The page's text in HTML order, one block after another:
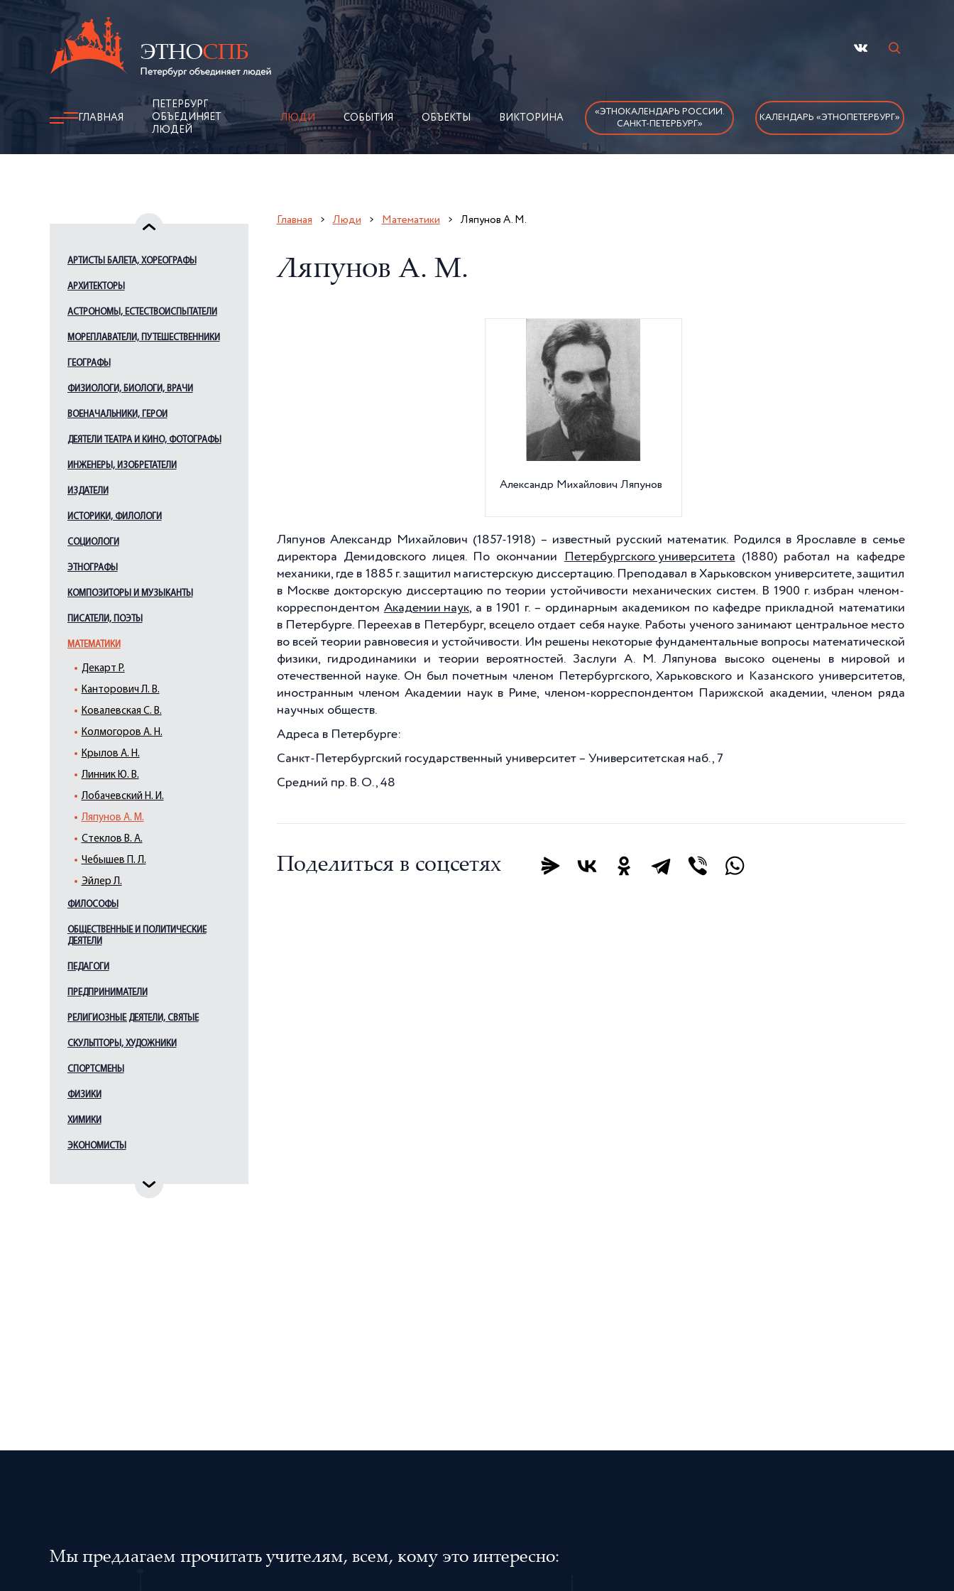
ГЛАВНАЯ
ПЕТЕРБУРГ
ОБЪЕДИНЯЕТ
ЛЮДЕЙ
ЛЮДИ СОБЫТИЯ ОБЪЕКТЫ ВИКТОРИНА
«ЭТНОКАЛЕНДАРЬ РОССИИ.
САНКТ-ПЕТЕРБУРГ»
КАЛЕНДАРЬ «ЭТНОПЕТЕРБУРГ»
АРТИСТЫ БАЛЕТА, ХОРЕОГРАФЫ
АРХИТЕКТОРЫ
АСТРОНОМЫ, ЕСТЕСТВОИСПЫТАТЕЛИ
МОРЕПЛАВАТЕЛИ, ПУТЕШЕСТВЕННИКИ
ГЕОГРАФЫ
ФИЗИОЛОГИ, БИОЛОГИ, ВРАЧИ
ВОЕНАЧАЛЬНИКИ, ГЕРОИ
ДЕЯТЕЛИ ТЕАТРА И КИНО, ФОТОГРАФЫ
ИНЖЕНЕРЫ, ИЗОБРЕТАТЕЛИ
ИЗДАТЕЛИ
ИСТОРИКИ, ФИЛОЛОГИ
СОЦИОЛОГИ
ЭТНОГРАФЫ
КОМПОЗИТОРЫ И МУЗЫКАНТЫ
ПИСАТЕЛИ, ПОЭТЫ
МАТЕМАТИКИ
Декарт Р.
Канторович Л. В.
Ковалевская С. В.
Колмогоров А. Н.
Крылов А. Н.
Линник Ю. В.
Лобачевский Н. И.
Ляпунов А. М.
Стеклов В. А.
Чебышев П. Л.
Эйлер Л.
ФИЛОСОФЫ
ОБЩЕСТВЕННЫЕ И ПОЛИТИЧЕСКИЕ
ДЕЯТЕЛИ
ПЕДАГОГИ
ПРЕДПРИНИМАТЕЛИ
РЕЛИГИОЗНЫЕ ДЕЯТЕЛИ, СВЯТЫЕ
СКУЛЬПТОРЫ, ХУДОЖНИКИ
СПОРТСМЕНЫ
ФИЗИКИ
ХИМИКИ
ЭКОНОМИСТЫ
Главная Люди Математики Ляпунов А. М.
Ляпунов А. М.
Александр Михайлович Ляпунов
Ляпунов Александр Михайлович (1857-1918) – известный русский математик. Родился в Ярославле в семье
директора Демидовского лицея. По окончании
Петербургского университета (1880) работал на кафедре
механики, где в 1885 г. защитил магистерскую диссертацию. Преподавал в Харьковском университете, защитил
в Москве докторскую диссертацию по теории устойчивости механических систем. В 1900 г. избран членом-
корреспондентом Академии наук, а в 1901 г. – ординарным академиком по кафедре прикладной математики
в Петербурге. Переехав в Петербург, всецело отдает себя науке. Работы ученого занимают центральное место
во всей теории равновесия и устойчивости. Им решены некоторые фундаментальные вопросы математической
физики, гидродинамики и теории вероятностей. Заслуги А. М. Ляпунова высоко оценены в мировой и
отечественной науке. Он был почетным членом Петербургского, Харьковского и Казанского университетов,
иностранным членом Академии наук в Риме, членом-корреспондентом Парижской академии, членом ряда
научных обществ.
Адреса в Петербурге:
Санкт-Петербургский государственный университет – Университетская наб., 7
Средний пр. В. О., 48
Поделиться в соцсетях
Мы предлагаем прочитать учителям, всем, кому это интересно: